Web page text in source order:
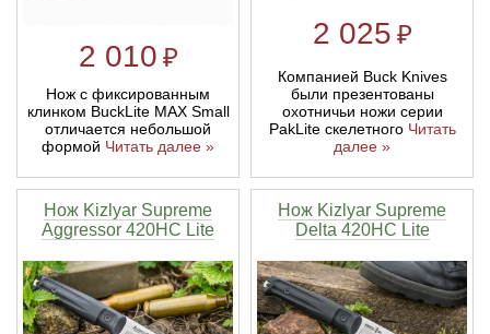
2 010 ₽
Нож с фиксированным
клинком BuckLite MAX Small
отличается небольшой
формой Читать далее »
2 025 ₽
Компанией Buck Knives
были презентованы
охотничьи ножи серии
PakLite скелетного Читать
далее »
Нож Kizlyar Supreme
Aggressor 420HC Lite
Нож Kizlyar Supreme
Delta 420HC Lite